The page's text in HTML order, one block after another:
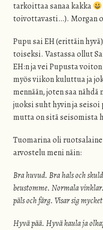
tarkoittaa sanaa kakka
toivottavasti…). Morgan
Pupu sai EH (erittäin
toiseksi. Vastassa ollut
EH:n ja vei Pupusta
myös viikon kuluttua ja
mennään, joten saa
juoksi suht hyvin ja
mutta on sitä seisomista
Tuomarina oli
arvostelu meni näin:
Bra huvud. Bra hals och
beustomme. Normala
päls och färg. Visar sig
Hyvä pää. Hyvä kaula ja